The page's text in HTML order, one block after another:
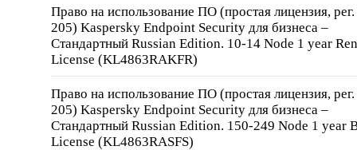
Право на использование ПО (простая лицензия,
205) Kaspersky Endpoint Security для бизнеса –
Стандартный Russian Edition. 10-14 Node 1 year
License (KL4863RAKFR)
Право на использование ПО (простая лицензия,
205) Kaspersky Endpoint Security для бизнеса –
Стандартный Russian Edition. 150-249 Node 1 year
License (KL4863RASFS)